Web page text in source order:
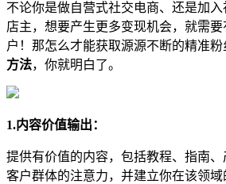
不论你是做自营式社交电商、还是加
店主，想要产生更多变现机会，就需
户！那怎么才能获取源源不断的精准
方法，你就明白了。
1.内容价值输出：
提供有价值的内容，包括教程、指南
客户群体的注意力，并建立你在该领域